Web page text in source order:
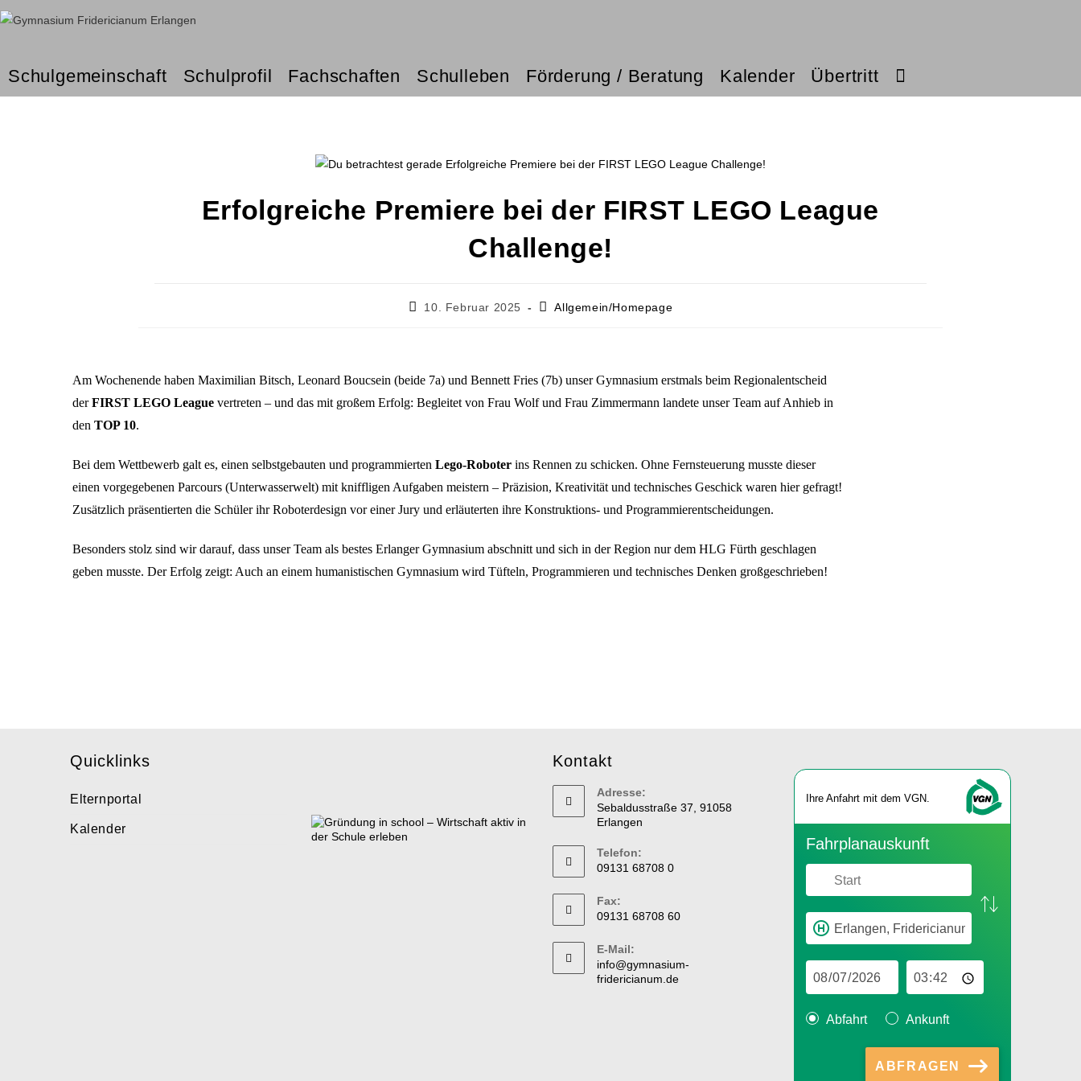
Schulgemeinschaft Schulprofil Fachschaften Schulleben Förderung / Beratung Kalender Übertritt
Erfolgreiche Premiere bei der FIRST LEGO League
Challenge!
10. Februar 2025 Allgemein/Homepage
Am Wochenende haben Maximilian Bitsch, Leonard Boucsein (beide 7a) und Bennett Fries (7b) unser Gymnasium erstmals beim Regionalentscheid
derFIRST LEGO League vertreten – und das mit großem Erfolg: Begleitet von Frau Wolf und Frau Zimmermann landete unser Team auf Anhieb in
den TOP 10.
Bei dem Wettbewerb galt es, einen selbstgebauten und programmierten Lego-Roboter ins Rennen zu schicken. Ohne Fernsteuerung musste dieser
einen vorgegebenen Parcours (Unterwasserwelt) mit kniffligen Aufgaben meistern – Präzision, Kreativität und technisches Geschick waren hier gefragt!
Zusätzlich präsentierten die Schüler ihr Roboterdesign vor einer Jury und erläuterten ihre Konstruktions- und Programmierentscheidungen.
Besonders stolz sind wir darauf, dass unser Team als bestes Erlanger Gymnasium abschnitt und sich in der Region nur dem HLG Fürth geschlagen
geben musste. Der Erfolg zeigt: Auch an einem humanistischen Gymnasium wird Tüfteln, Programmieren und technisches Denken großgeschrieben!
Quicklinks
Elternportal
Kalender
Kontakt
Adresse:
Sebaldusstraße 37, 91058
Erlangen
Telefon:
09131 68708 0
Fax:
09131 68708 60
E-Mail:
info@gymnasium-
fridericianum.de
Ihre An­fahrt mit dem VGN.
Fahr­plan­aus­kunft
Abfahrt Ankunft
ABFRAGEN